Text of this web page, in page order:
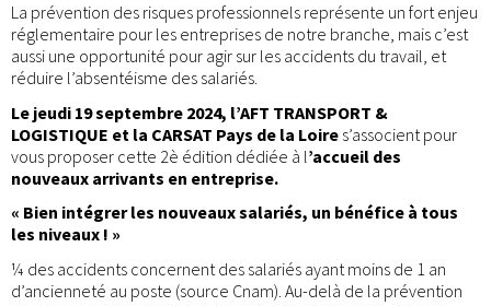
La prévention des risques professionnels représente un fort enjeu
réglementaire pour les entreprises de notre branche, mais c’est
aussi une opportunité pour agir sur les accidents du travail, et
réduire l’absentéisme des salariés.
Le jeudi 19 septembre 2024, l’AFT TRANSPORT &
LOGISTIQUE et la CARSAT Pays de la Loire s’associent pour
vous proposer cette 2è édition dédiée à l’accueil des
nouveaux arrivants en entreprise.
« Bien intégrer les nouveaux salariés, un bénéfice à tous
les niveaux ! »
¼ des accidents concernent des salariés ayant moins de 1 an
d’ancienneté au poste (source Cnam). Au-delà de la prévention